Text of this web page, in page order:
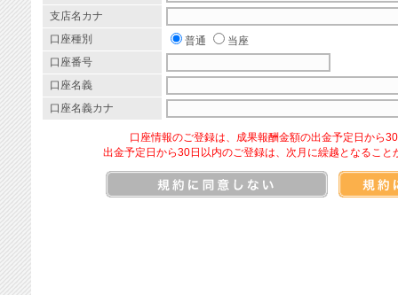
支店名カナ
口座種別
普通
当座
口座番号
口座名義
口座名義カナ
口座情報のご登録は、成果報酬金額の出金予定日から
出金予定日から30日以内のご登録は、次月に繰越となるこ